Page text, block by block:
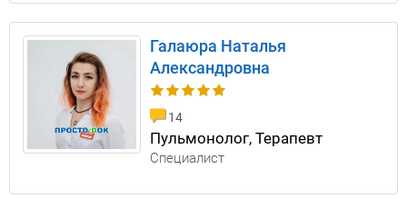
Галаюра Наталья
Александровна
14
Пульмонолог, Терапевт
Специалист